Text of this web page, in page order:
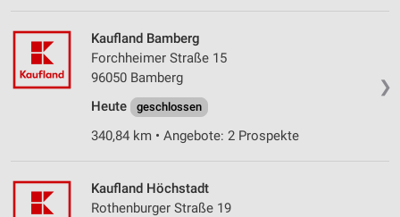
❯
Kaufland Bamberg
Forchheimer Straße 15
96050 Bamberg
Heute
geschlossen
340,84 km • Angebote: 2 Prospekte
Kaufland Höchstadt
Rothenburger Straße 19